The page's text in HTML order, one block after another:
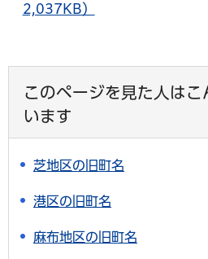
2,037KB）
このページを見た人はこ
います
芝地区の旧町名
港区の旧町名
麻布地区の旧町名